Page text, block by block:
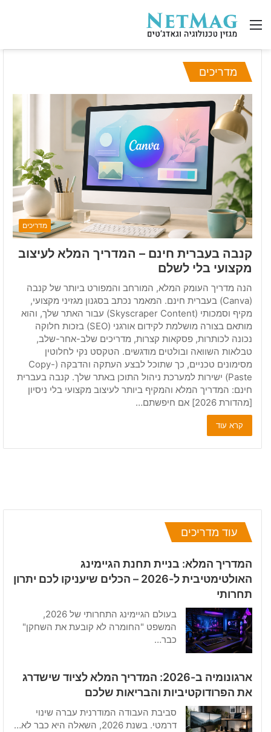
תפריט
מדריכים
מדריכים
קנבה בעברית חינם – המדריך המלא לעיצוב
מקצועי בלי לשלם
הנה מדריך העומק המלא, המורחב והמפורט ביותר של קנבה
(Canva) בעברית חינם. המאמר נכתב בסגנון מגזיני מקצועי,
מקיף וסמכותי (Skyscraper Content) עבור האתר שלך, והוא
מותאם בצורה מושלמת לקידום אורגני (SEO) בזכות חלוקה
נכונה לכותרות, פסקאות קצרות, מדריכים שלב-אחר-שלב,
טבלאות השוואה ובולטים מודגשים. הטקסט נקי לחלוטין
מסימונים טכניים, כך שתוכל לבצע העתקה והדבקה (Copy-
Paste) ישירות למערכת ניהול התוכן באתר שלך. קנבה בעברית
חינם: המדריך המלא והמקיף ביותר לעיצוב מקצועי בלי ניסיון
[מהדורת 2026] אם חיפשתם…
קרא עוד
עוד מדריכים
המדריך המלא: בניית תחנת הגיימינג
האולטימטיבית ל-2026 – הכלים שיעניקו לכם יתרון
תחרותי
בעולם הגיימינג התחרותי של 2026,
המשפט "החומרה לא קובעת את השחקן"
כבר…
ארגונומיה ב-2026: המדריך המלא לציוד שישדרג
את הפרודוקטיביות והבריאות שלכם
סביבת העבודה המודרנית עברה שינוי
דרמטי. בשנת 2026, השאלה היא כבר לא…